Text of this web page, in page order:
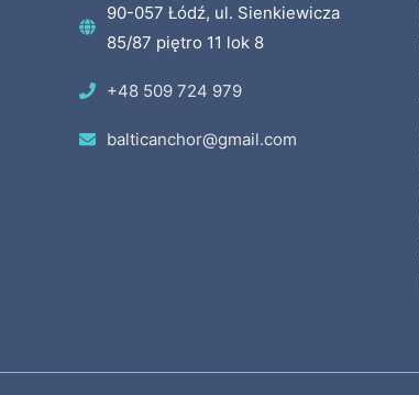
90-057 Łódź, ul. Sienkiewicza
85/87 piętro 11 lok 8
+48 509 724 979
balticanchor@gmail.com